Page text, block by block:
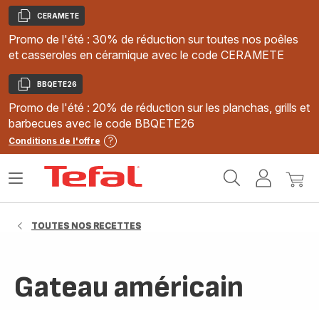
Copier
CERAMETE
Promo de l'été : 30% de réduction sur toutes nos poêles
et casseroles en céramique avec le code CERAMETE
Copier
BBQETE26
Promo de l'été : 20% de réduction sur les planchas, grills et
barbecues avec le code BBQETE26
Conditions de l'offre
MonMon
Ouvrir
TOUTES NOS RECETTES
Gateau américain